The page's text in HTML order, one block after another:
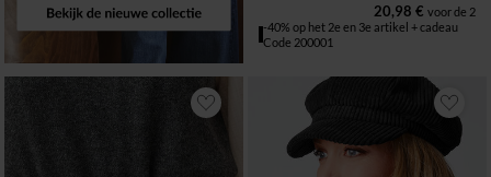
20,98 € voor de 2
-40% op het 2e en 3e artikel + cadeau
Code 200001